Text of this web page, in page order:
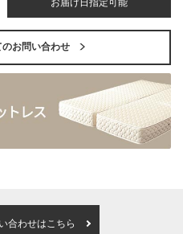
お届け日指定可能
お問い合わせ
合わせはこちら